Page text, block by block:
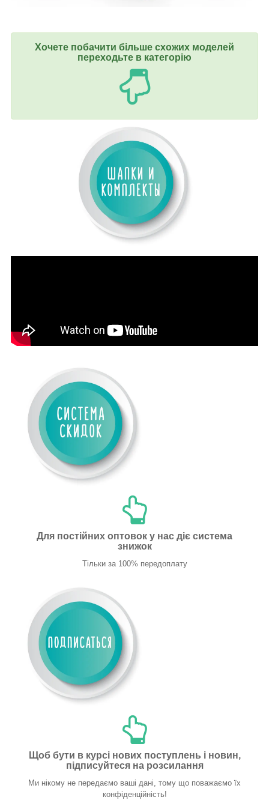
Хочете побачити більше схожих моделей
переходьте в категорію
Для постійних оптовок у нас діє система
знижок
Тільки за 100% передоплату
Щоб бути в курсі нових поступлень і новин,
підписуйтеся на розсилання
Ми нікому не передаємо ваші дані, тому що поважаємо їх
конфіденційність!